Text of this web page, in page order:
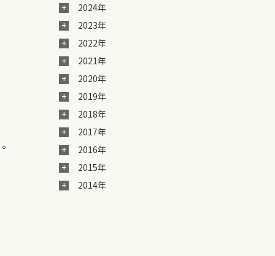
2024年
2023年
2022年
2021年
2020年
2019年
2018年
2017年
2016年
2015年
2014年